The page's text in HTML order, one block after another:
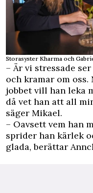
Storasyster Kharma och
– Är vi stressade
och kramar om
jobbet vill han leka
då vet han att all
säger Mikael.
– Oavsett vem han
sprider han kärlek
glada, berättar